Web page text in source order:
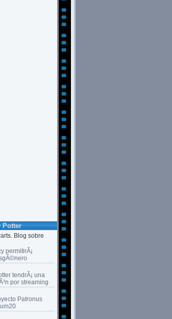
Potter
Blog sobre
permitirÃ¡
tendrÃ¡ una
por streaming
Patronus